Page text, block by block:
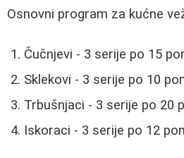
Osnovni program za kućne
Čučnjevi - 3 serije po 15
Sklekovi - 3 serije po 10
Trbušnjaci - 3 serije po 20
Iskoraci - 3 serije po 12